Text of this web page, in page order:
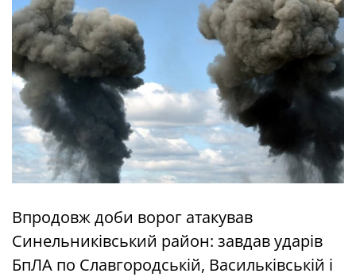
Впродовж доби ворог атакував
Синельниківський район: завдав ударів
БпЛА по Славгородській, Васильківській і